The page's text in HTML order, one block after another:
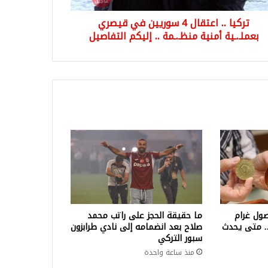
تركيا .. اعتقال 4 سوريين في قيصري
بعملـ.ـية أمنية منظـ.ـمة .. إليكم التفاصيل
غرام
ليرة.. متى يحدث
ما حقيقة الحجز على راتب محمد
صلاح بعد انضمامه إلى نادي طرابزون
سبور التركي
منذ ساعة واحدة